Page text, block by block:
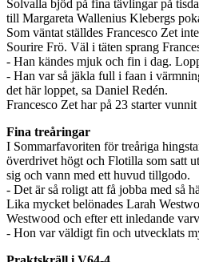
Solvalla bjöd på fina tävlingar på
till Margareta Wallenius Klebergs
Som väntat ställdes Francesco Zet
Sourire Frö. Väl i täten sprang
- Han kändes mjuk och fin i dag.
- Han var så jäkla full i faan i
det här loppet, sa Daniel Redén.
Francesco Zet har på 23 starter
Fina treåringar
I Sommarfavoriten för treåriga
överdrivet högt och Flotilla som satt
sig och vann med ett huvud tillgodo.
- Det är så roligt att få jobba med så
Lika mycket belönades Larah
Westwood och efter ett inledande
- Hon var väldigt fin och utvecklats